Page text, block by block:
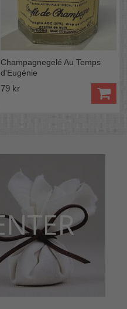
Champagnegelé Au Temps
d'Eugénie
79 kr